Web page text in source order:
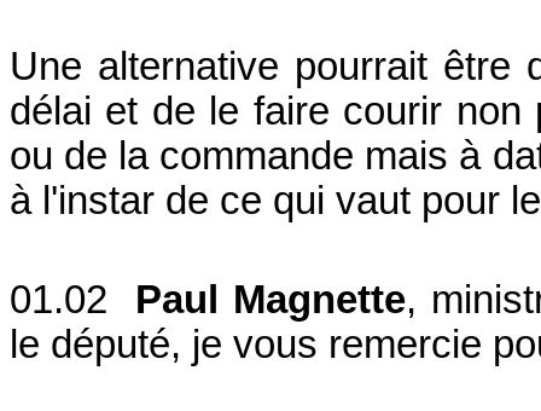
Une alternative pourrait être
délai et de le faire courir
ou de la commande mais à
à l'instar de ce qui vaut pour
01.02 Paul Magnette,
le député, je vous remercie